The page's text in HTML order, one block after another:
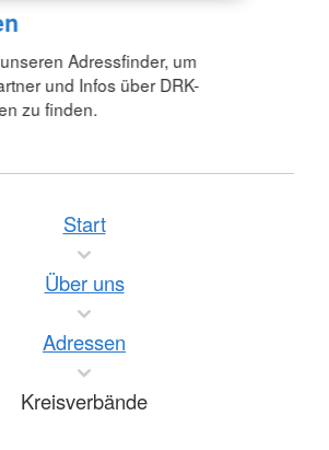
Adressfinder, um
und Infos über DRK-
zu finden.
Start
Über uns
Adressen
Kreisverbände